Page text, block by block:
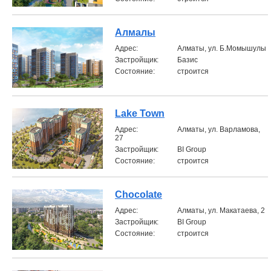
Алмалы
Aдрес:
Алматы, ул. Б.Момышулы
Застройщик:
Базис
Состояние:
строится
Lake Town
Aдрес:
Алматы, ул. Варламова,
27
Застройщик:
BI Group
Состояние:
строится
Chocolate
Aдрес:
Алматы, ул. Макатаева, 2
Застройщик:
BI Group
Состояние:
строится